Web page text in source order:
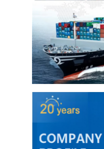
Tubo in acciaio
2205 lamiera di
Piatto lucidato di
tubi di acciaio
barra di acciaio
Materiale di alluminio
Materiale di rame